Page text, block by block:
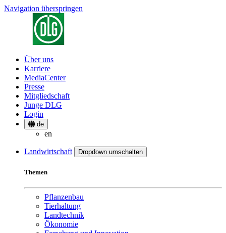
Navigation überspringen
Über uns
Karriere
MediaCenter
Presse
Mitgliedschaft
Junge DLG
Login
de
en
Landwirtschaft Dropdown umschalten
Themen
Pflanzenbau
Tierhaltung
Landtechnik
Ökonomie